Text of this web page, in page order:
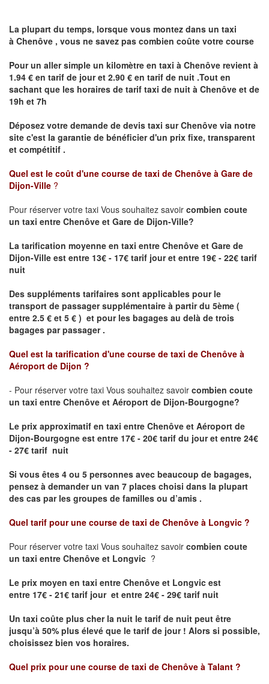
La plupart du temps, lorsque vous montez dans un taxi
à Chenôve , vous ne savez pas combien coûte votre course
Pour un aller simple un kilomètre en taxi à Chenôve revient à
1.94 € en tarif de jour et 2.90 € en tarif de nuit .Tout en
sachant que les horaires de tarif taxi de nuit à Chenôve et de
19h et 7h
Déposez votre demande de devis taxi surChenôve via notre
site c'est la garantie de bénéficier d'un prix fixe, transparent
et compétitif .
Quel est le coût d'une course de taxi de Chenôve à Gare de
Dijon-Ville ?
Pour réserver votre taxi Vous souhaitez savoir combien coute
un taxi entre Chenôve et Gare de Dijon-Ville?
La tarification moyenne en taxi entre Chenôve et Gare de
Dijon-Ville est entre 13€ - 17€ tarif jour et entre 19€ - 22€ tarif
nuit
Des suppléments tarifaires sont applicables pour le
transport de passager supplémentaire à partir du 5ème (
entre 2.5 € et 5 € ) et pour les bagages au delà de trois
bagages par passager .
Quel est la tarification d'une course de taxi de Chenôve à
Aéroport de Dijon ?
- Pour réserver votre taxi Vous souhaitez savoir combien coute
un taxi entre Chenôve et Aéroport de Dijon-Bourgogne?
Le prix approximatif en taxi entre Chenôve et Aéroport de
Dijon-Bourgogne est entre 17€ - 20€ tarif du jour et entre 24€
- 27€ tarif nuit
Si vous êtes 4 ou 5 personnes avec beaucoup de bagages,
pensez à demander un van 7 places choisi dans la plupart
des cas par les groupes de familles ou d’amis .
Quel tarif pour une course de taxi de Chenôve à Longvic ?
Pour réserver votre taxi Vous souhaitez savoir combien coute
un taxi entre Chenôve et Longvic ?
Le prix moyen en taxi entre Chenôve et Longvic est
entre 17€ - 21€ tarif jour et entre 24€ - 29€ tarif nuit
Un taxi coûte plus cher la nuit le tarif de nuit peut être
jusqu’à 50% plus élevé que le tarif de jour ! Alors si possible,
choisissez bien vos horaires.
Quel prix pour une course de taxi de Chenôve à Talant ?